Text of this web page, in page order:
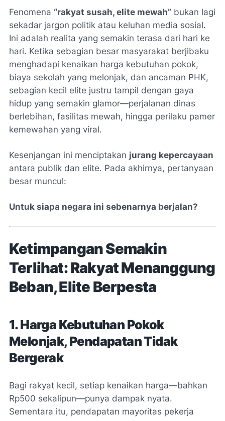
Fenomena “rakyat susah, elite mewah” bukan lagi
sekadar jargon politik atau keluhan media sosial.
Ini adalah realita yang semakin terasa dari hari ke
hari. Ketika sebagian besar masyarakat berjibaku
menghadapi kenaikan harga kebutuhan pokok,
biaya sekolah yang melonjak, dan ancaman PHK,
sebagian kecil elite justru tampil dengan gaya
hidup yang semakin glamor—perjalanan dinas
berlebihan, fasilitas mewah, hingga perilaku pamer
kemewahan yang viral.
Kesenjangan ini menciptakan jurang kepercayaan
antara publik dan elite. Pada akhirnya, pertanyaan
besar muncul:
Untuk siapa negara ini sebenarnya berjalan?
Ketimpangan Semakin
Terlihat: Rakyat Menanggung
Beban, Elite Berpesta
1. Harga Kebutuhan Pokok
Melonjak, Pendapatan Tidak
Bergerak
Bagi rakyat kecil, setiap kenaikan harga—bahkan
Rp500 sekalipun—punya dampak nyata.
Sementara itu, pendapatan mayoritas pekerja